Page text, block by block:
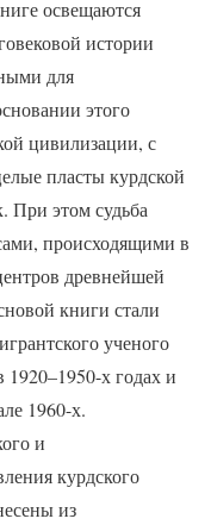
освещаются
истории
для
этого
цивилизации, с
пласты курдской
При этом судьба
происходящими в
древнейшей
книги стали
ученого
х годах и
1960-х.
и
курдского
из